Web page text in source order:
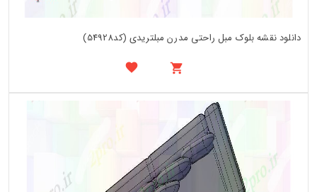
دانلود نقشه بلوک مبل راحتی مدرن مبلتریدی (کد54928)